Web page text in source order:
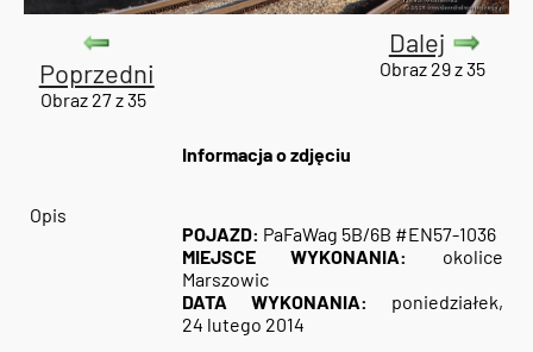
Poprzedni
Obraz 27 z 35
Dalej
Obraz 29 z 35
Informacja o zdjęciu
Opis
POJAZD: PaFaWag 5B/6B #EN57-1036
MIEJSCE WYKONANIA:
okolice
Marszowic
DATA WYKONANIA:
poniedziałek,
24 lutego 2014